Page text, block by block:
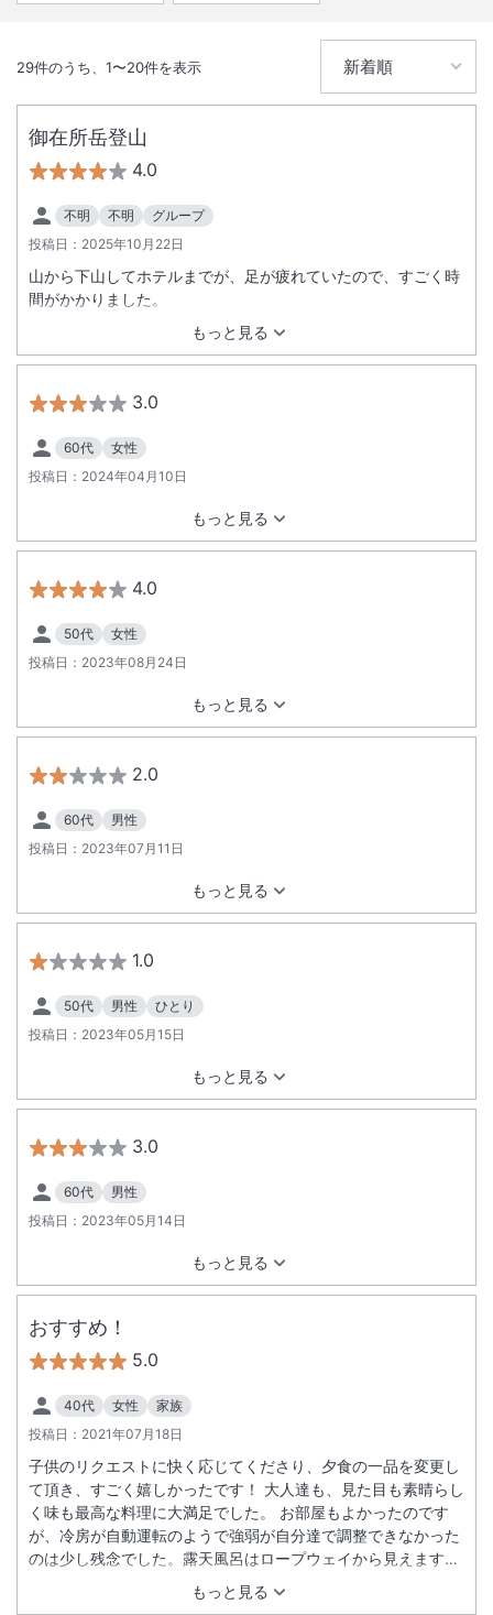
温泉
無線LAN
駐車場あり
29件のうち、 1〜20件を表示
御在所岳登山
4.0
不明 不明
グループ
投稿日： 2025年10月22日
もっと見る
山から下山してホテルまでが、足が疲れていたので、すごく時
間がかかりました。
3.0
60代
女性
投稿日： 2024年04月10日
もっと見る
4.0
50代
女性
投稿日： 2023年08月24日
もっと見る
2.0
60代
男性
投稿日： 2023年07月11日
もっと見る
1.0
50代 男性
ひとり
投稿日： 2023年05月15日
もっと見る
3.0
60代
男性
投稿日： 2023年05月14日
もっと見る
おすすめ！
5.0
40代 女性
家族
投稿日： 2021年07月18日
もっと見る
子供のリクエストに快く応じてくださり、夕食の一品を変更し
て頂き、すごく嬉しかったです！ 大人達も、見た目も素晴らし
く味も最高な料理に大満足でした。 お部屋もよかったのです
が、冷房が自動運転のようで強弱が自分達で調整できなかった
のは少し残念でした。露天風呂はロープウェイから見えますの
で、営業終了後に入った方がいいです。注意書きがあればよか
ったと思いました☆ （内風呂は見えません。） 徒歩１分の